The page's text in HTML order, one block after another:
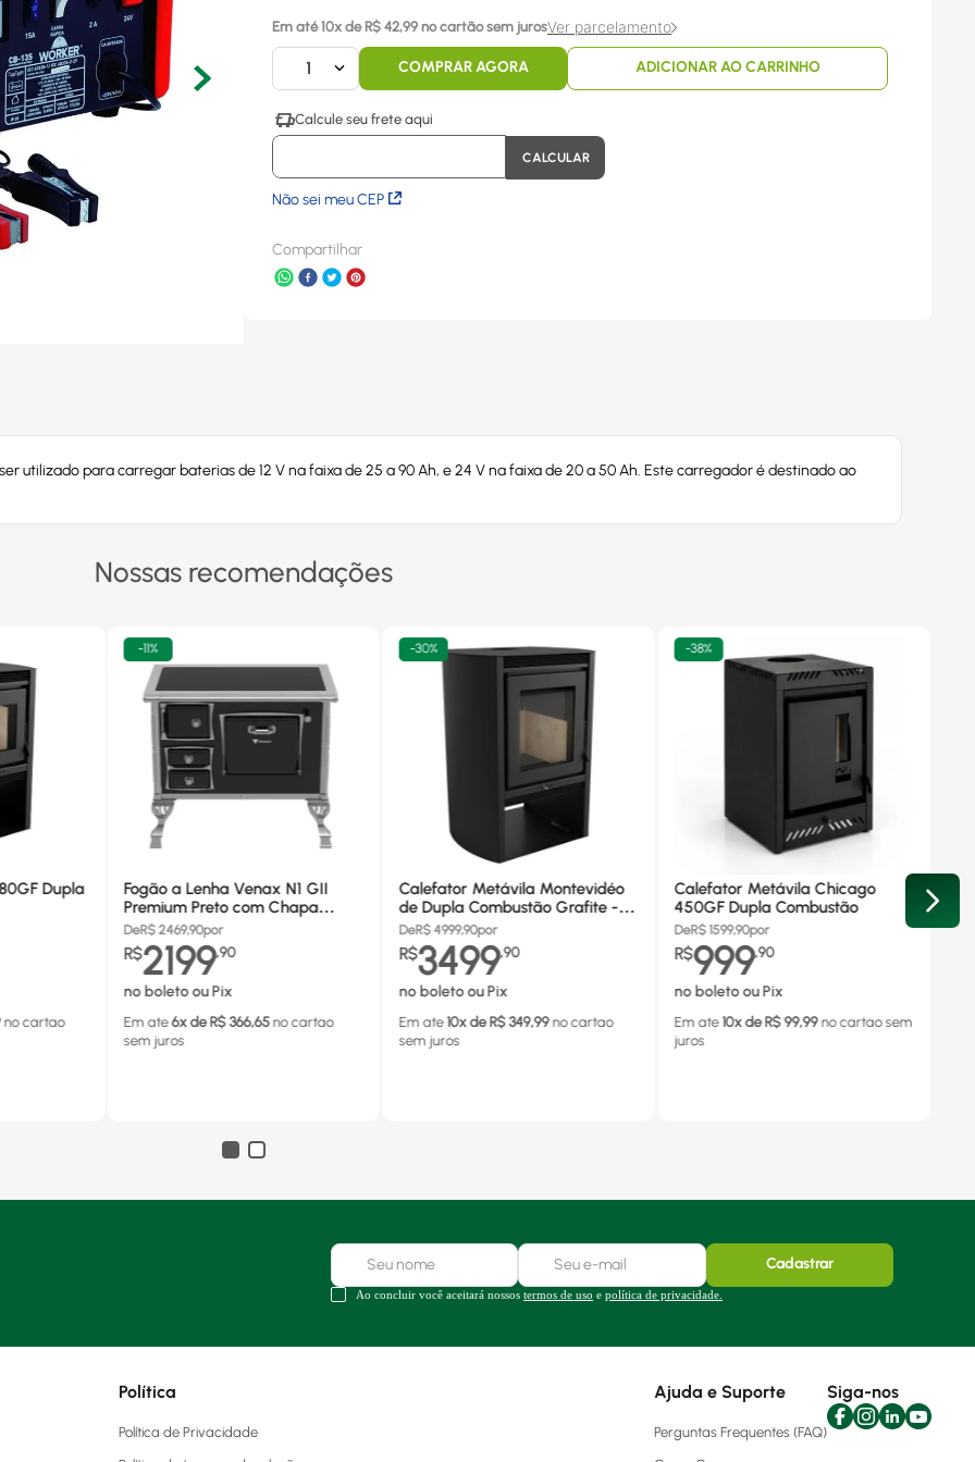
Em até 10x de R$ 42,99 no cartão sem jurosVer parcelamento
1 COMPRAR AGORA ADICIONAR AO CARRINHO
Não sei meu CEP
Compartilhar
utilizado para carregar baterias de 12 V na faixa de 25 a 90 Ah, e 24 V na faixa de 20 a 50 Ah. Este carregador é destinado ao
Nossas recomendações
Dupla
no cartao
-11%
Fogão a Lenha Venax N1 GII
Premium Preto com Chapa
Vitrocerâmica - Chaminé Saída
Lado Direito
DeR$2469,90por
R$2199,90
no boleto ou Pix
Em ate 6x de R$ 366,65 no cartao
sem juros
-30%
Calefator Metávila Montevidéo
de Dupla Combustão Grafite -
880GF
DeR$ 4999,90por
R$3499,90
no boleto ou Pix
Em ate 10x de R$ 349,99 no cartao
sem juros
-38%
Calefator Metávila Chicago
450GF Dupla Combustão
DeR$ 1599,90por
R$999,90
no boleto ou Pix
Em ate 10x de R$ 99,99 no cartaosem
juros
Cadastrar
Ao concluir você aceitará nossos termos de uso e política de privacidade.
Política
Política de Privacidade
Ajuda e Suporte
Perguntas Frequentes (FAQ)
Siga-nos